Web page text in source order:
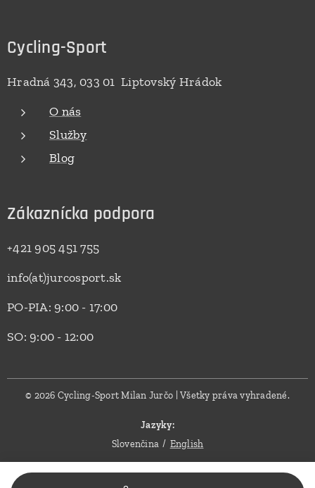
Cycling-Sport
Hradná 343, 033 01 Liptovský Hrádok
O nás
Služby
Blog
Zákaznícka podpora
+421 905 451 755
info(at)jurcosport.sk
PO-PIA: 9:00 - 17:00
SO: 9:00 - 12:00
© 2026 Cycling-Sport Milan Jurčo | Všetky práva vyhradené.
Jazyky
Slovenčina
English